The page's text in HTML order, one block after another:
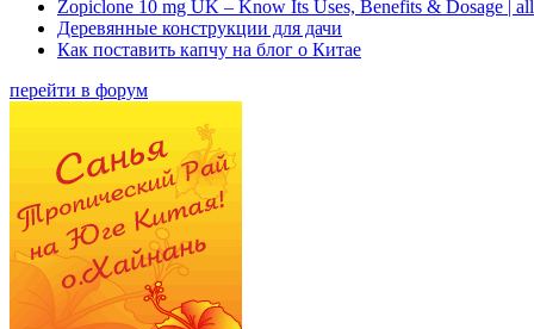
Zopiclone 10 mg UK – Know Its Uses, Benefits & Dosage |
Деревянные конструкции для дачи
Как поставить капчу на блог о Китае
перейти в форум